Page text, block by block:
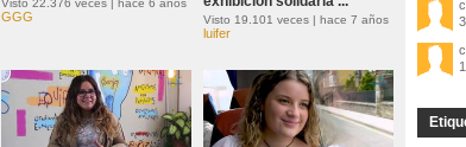
Visto 22.376 veces | hace 6 años
GGG Visto 19.101 veces | hace 7 años
luifer